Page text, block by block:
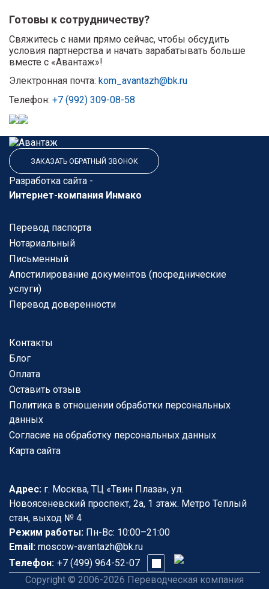
Готовы к сотрудничеству?
Свяжитесь с нами прямо сейчас, чтобы обсудить
условия партнерства и начать зарабатывать больше
вместе с «Авантаж»!
Электронная почта: kom_avantazh@bk.ru
Телефон: +7 (992) 309-08-58
ЗАКАЗАТЬ ОБРАТНЫЙ ЗВОНОК
Разработка сайта -
Интернет-компания Инмако
Перевод паспорта
Нотариальный
Письменный
Апостилирование документов (посреднические
услуги)
Перевод доверенности
Контакты
Блог
Оплата
Оставить отзыв
Политика в отношении обработки персональных
данных
Согласие на обработку персональных данных
Карта сайта
Адрес: г. Москва, ТЦ «Твин Плаза», ул.
Новоясеневский проспект, 2а, 1 этаж. Метро Теплый
стан, выход № 4
Режим работы: Пн-Вс: 10:00–21:00
Email: moscow-avantazh@bk.ru
Телефон: +7 (499) 964-52-07
Copyright © 2006-2026 Переводческая компания